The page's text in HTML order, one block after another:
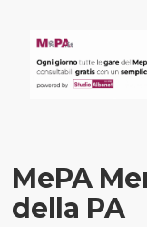
MePA
della PA